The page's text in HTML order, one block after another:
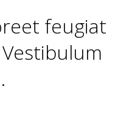
feugiat